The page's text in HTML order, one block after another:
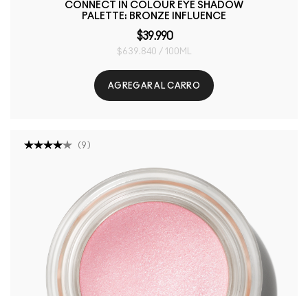
CONNECT IN COLOUR EYE SHADOW
PALETTE: BRONZE INFLUENCE
$39.990
$639.840 / 100ML
AGREGAR AL CARRO
( 9 )